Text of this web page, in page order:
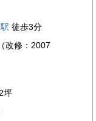
メン店、カフェ、ベ
定や気分に合わせて
専門料理店なども営
応可能です。また、
・自然スポットがあ
。都市機能の利便性
、このエリアならで
辺は、金融・郵便・
、ビジネスと日常生
です。
徒歩3分
改修：2007
坪